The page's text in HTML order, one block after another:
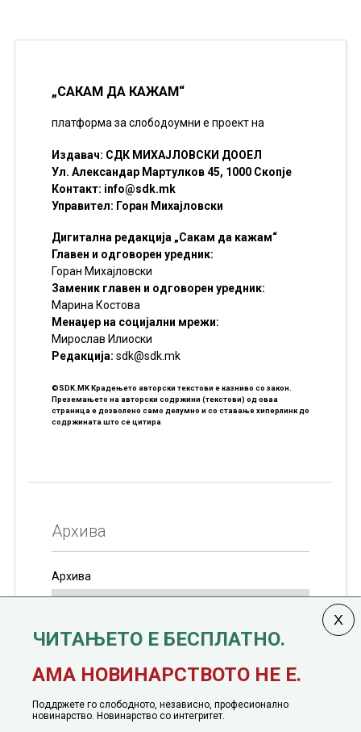
„САКАМ ДА КАЖАМ“
платформа за слободоумни е проект на
Издавач: СДК МИХАЈЛОВСКИ ДООЕЛ
Ул. Александар Мартулков 45, 1000 Скопје
Контакт: info@sdk.mk
Управител: Горан Михајловски
Дигитална редакција „Сакам да кажам“
Главен и одговорен уредник:
Горан Михајловски
Заменик главен и одговорен уредник:
Марина Костова
Менаџер на социјални мрежи:
Мирослав Илиоски
Редакцијa: sdk@sdk.mk
©SDK.MK Крадењето авторски текстови е казниво со закон.
Преземањето на авторски содржини (текстови) од оваа
страница е дозволено само делумно и со ставање хиперлинк до
содржината што се цитира
Архива
Архива
јануари, 1991 година
ЧИТАЊЕТО Е БЕСПЛАТНО.
АМА НОВИНАРСТВОТО НЕ Е.
Поддржете го слободното, независно, професионално
новинарство. Новинарство со интегритет.